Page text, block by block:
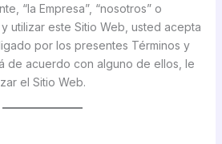
“la Empresa”, “nosotros” o
utilizar este Sitio Web, usted acepta
por los presentes Términos y
de acuerdo con alguno de ellos, le
el Sitio Web.